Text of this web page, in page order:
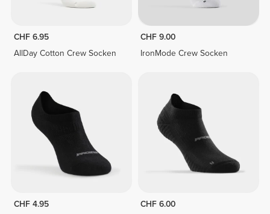
CHF 6.95
AllDay Cotton Crew Socken
CHF 9.00
IronMode Crew Socken
CHF 4.95
CHF 6.00